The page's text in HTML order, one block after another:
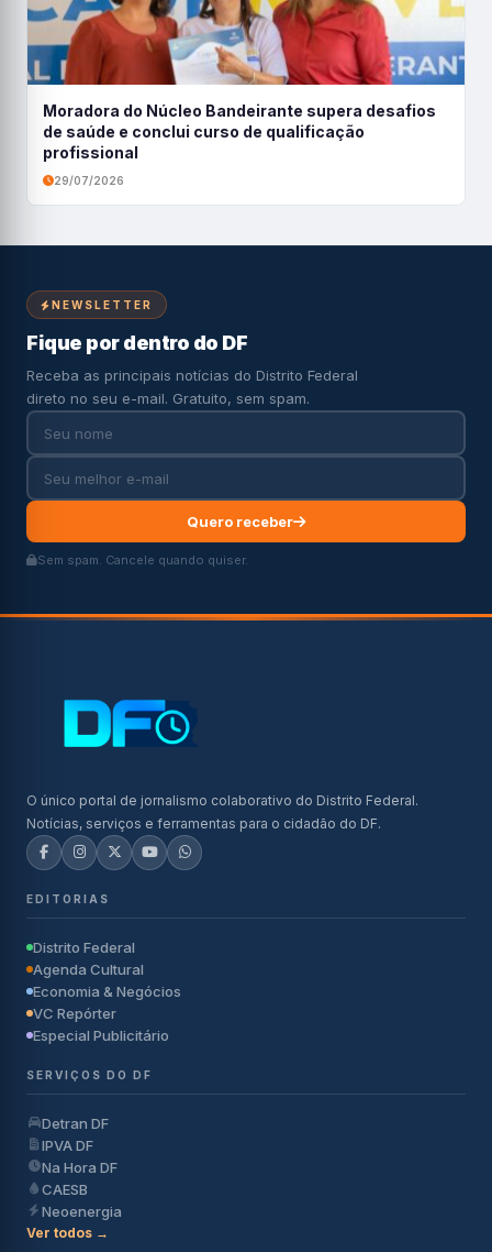
Moradora do Núcleo Bandeirante supera desafios
de saúde e conclui curso de qualificação
profissional
29/07/2026
NEWSLETTER
Fique por dentro do DF
Receba as principais notícias do Distrito Federal
direto no seu e-mail. Gratuito, sem spam.
Quero receber
Sem spam. Cancele quando quiser.
O único portal de jornalismo colaborativo do Distrito Federal.
Notícias, serviços e ferramentas para o cidadão do DF.
EDITORIAS
Distrito Federal
Agenda Cultural
Economia & Negócios
VC Repórter
Especial Publicitário
SERVIÇOS DO DF
Detran DF
IPVA DF
Na Hora DF
CAESB
Neoenergia
Ver todos →